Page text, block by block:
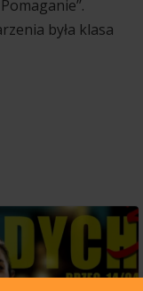
była klasa